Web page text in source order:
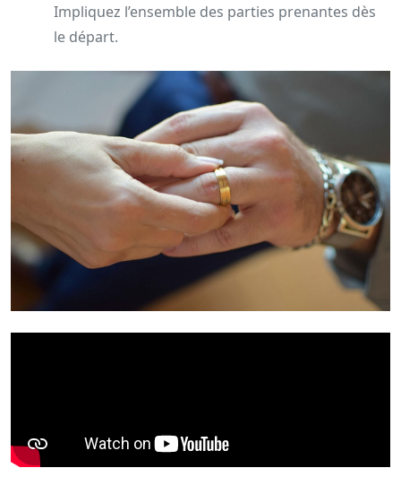
Impliquez l’ensemble des parties prenantes dès
le départ.